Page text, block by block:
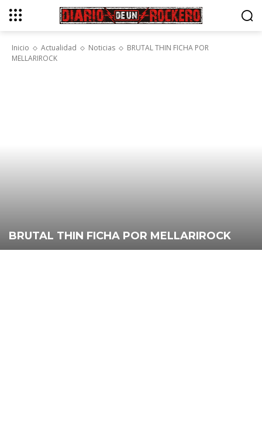
Inicio Actualidad Noticias
BRUTAL THIN FICHA POR
MELLARIROCK
BRUTAL THIN FICHA POR MELLARIROCK